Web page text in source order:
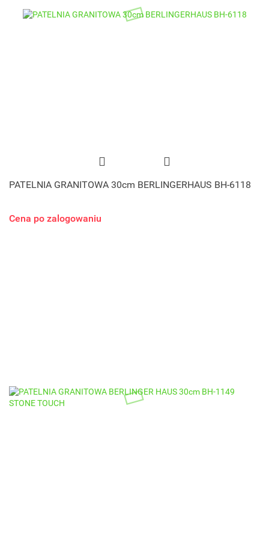
PATELNIA GRANITOWA 30cm BERLINGERHAUS BH-6118
Cena po zalogowaniu